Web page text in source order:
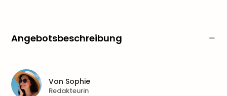
Angebotsbeschreibung
Von Sophie
Redakteurin